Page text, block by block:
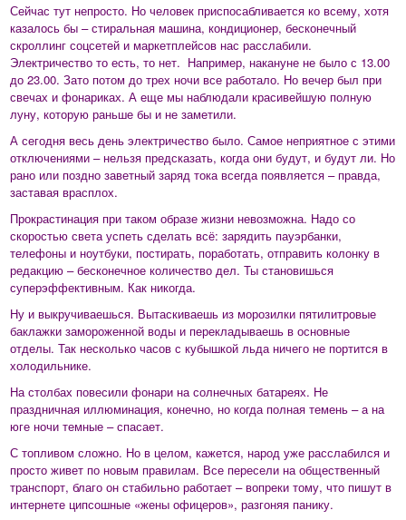
Сейчас тут непросто. Но человек приспосабливается ко всему, хотя
казалось бы – стиральная машина, кондиционер, бесконечный
скроллинг соцсетей и маркетплейсов нас расслабили.
Электричество то есть, то нет. Например, накануне не было с 13.00
до 23.00. Зато потом до трех ночи все работало. Но вечер был при
свечах и фонариках. А еще мы наблюдали красивейшую полную
луну, которую раньше бы и не заметили.
А сегодня весь день электричество было. Самое неприятное с этими
отключениями – нельзя предсказать, когда они будут, и будут ли. Но
рано или поздно заветный заряд тока всегда появляется – правда,
заставая врасплох.
Прокрастинация при таком образе жизни невозможна. Надо со
скоростью света успеть сделать всё: зарядить пауэрбанки,
телефоны и ноутбуки, постирать, поработать, отправить колонку в
редакцию – бесконечное количество дел. Ты становишься
суперэффективным. Как никогда.
Ну и выкручиваешься. Вытаскиваешь из морозилки пятилитровые
баклажки замороженной воды и перекладываешь в основные
отделы. Так несколько часов с кубышкой льда ничего не портится в
холодильнике.
На столбах повесили фонари на солнечных батареях. Не
праздничная иллюминация, конечно, но когда полная темень – а на
юге ночи темные – спасает.
С топливом сложно. Но в целом, кажется, народ уже расслабился и
просто живет по новым правилам. Все пересели на общественный
транспорт, благо он стабильно работает – вопреки тому, что пишут в
интернете ципсошные «жены офицеров», разгоняя панику.